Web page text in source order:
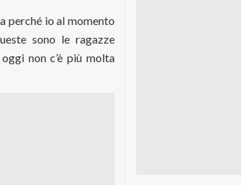
perché io al momento
sono le ragazze
non c’è più molta